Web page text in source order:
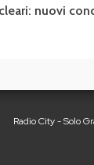
nuovi